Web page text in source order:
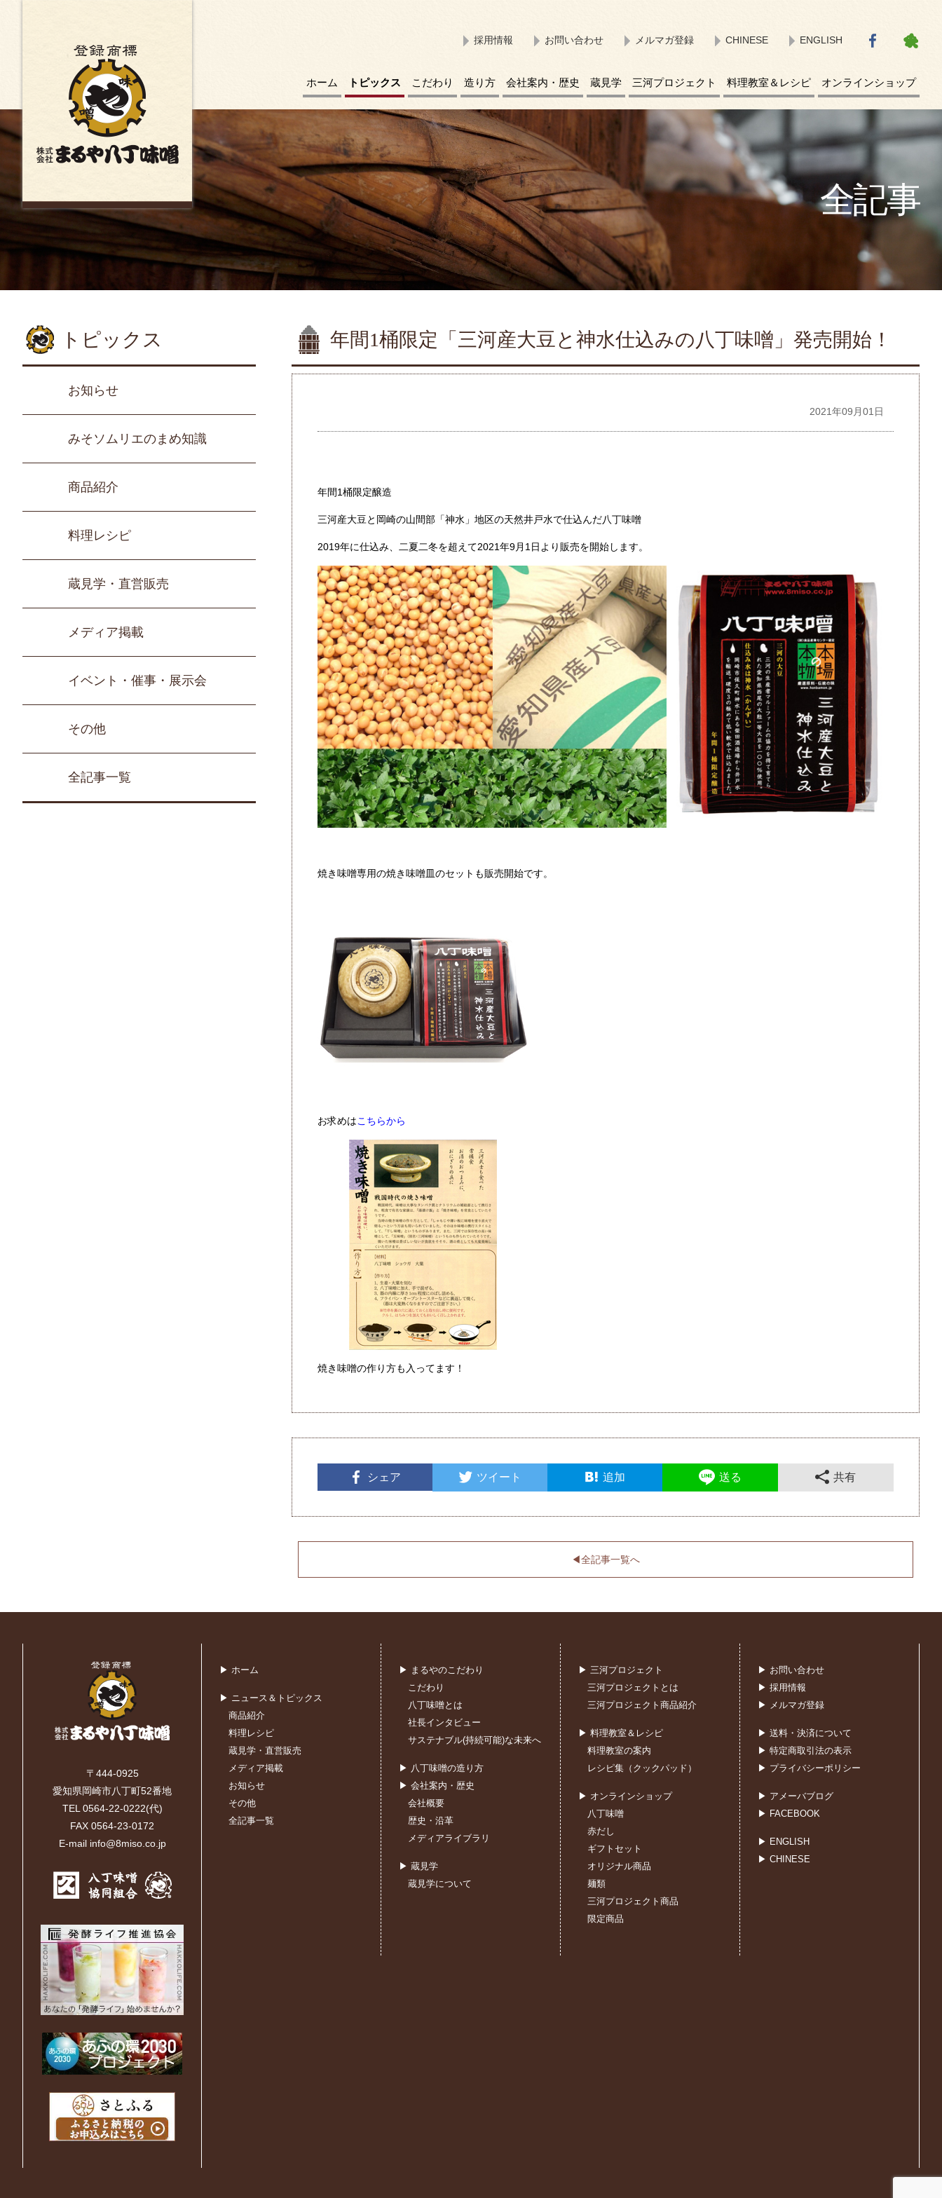
ENGLISH
CHINESE
メルマガ登録
お問い合わせ
採用情報
ホーム トピックス こだわり 造り方 会社案内・歴史 蔵見学 三河プロジェクト 料理教室＆レシピ オンラインショップ
全記事
トピックス
お知らせ
みそソムリエのまめ知識
商品紹介
料理レシピ
蔵見学・直営販売
メディア掲載
イベント・催事・展示会
その他
全記事一覧
年間1桶限定「三河産大豆と神水仕込みの八丁味噌」発売開始！
2021年09月01日
年間1桶限定醸造
三河産大豆と岡崎の山間部「神水」地区の天然井戸水で仕込んだ八丁味噌
2019年に仕込み、二夏二冬を超えて2021年9月1日より販売を開始します。
焼き味噌専用の焼き味噌皿のセットも販売開始です。
お求めはこちらから
焼き味噌の作り方も入ってます！
シェア ツイート 追加 送る 共有
◀︎全記事一覧へ
〒444-0925
愛知県岡崎市八丁町52番地
TEL 0564-22-0222(代)
FAX 0564-23-0172
E-mail info@8miso.co.jp
▶ ホーム
▶ ニュース＆トピックス
商品紹介
料理レシピ
蔵見学・直営販売
メディア掲載
お知らせ
その他
全記事一覧
▶ まるやのこだわり
こだわり
八丁味噌とは
社長インタビュー
サステナブル(持続可能)な未来へ
▶ 八丁味噌の造り方
▶ 会社案内・歴史
会社概要
歴史・沿革
メディアライブラリ
▶ 蔵見学
蔵見学について
▶ 三河プロジェクト
三河プロジェクトとは
三河プロジェクト商品紹介
▶ 料理教室＆レシピ
料理教室の案内
レシピ集（クックパッド）
▶ オンラインショップ
八丁味噌
赤だし
ギフトセット
オリジナル商品
麺類
三河プロジェクト商品
限定商品
▶ お問い合わせ
▶ 採用情報
▶ メルマガ登録
▶ 送料・決済について
▶ 特定商取引法の表示
▶ プライバシーポリシー
▶ アメーバブログ
▶ FACEBOOK
▶ ENGLISH
▶ CHINESE